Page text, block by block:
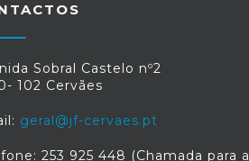
Sobral Castelo nº2
102 Cervães
geral@jf-cervaes.pt
253 925 448 (Chamada para a